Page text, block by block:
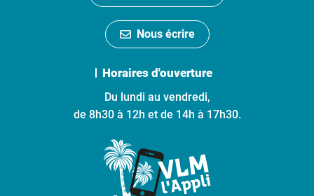
Nous écrire
Horaires d'ouverture
Du lundi au vendredi,
de 8h30 à 12h et de 14h à 17h30.